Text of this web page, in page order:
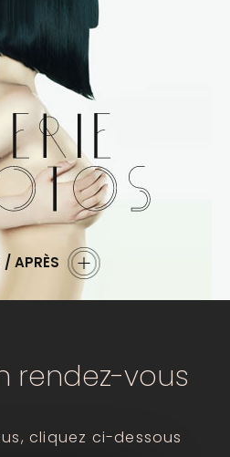
APRÈS
rendez-vous
cliquez ci-dessous